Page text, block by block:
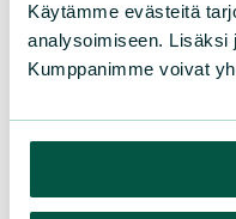
Käytämme evästeitä
analysoimiseen. Lisäksi
Kumppanimme voivat